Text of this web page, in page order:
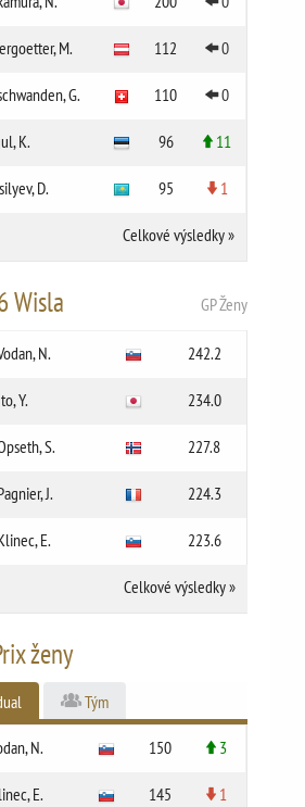
M. 112 0
G. 110 0
K. 96 11
D. 95 1
Celkové výsledky»
Wisla GP Ženy
N. 242.2
Y. 234.0
S. 227.8
J. 224.3
E. 223.6
Celkové výsledky»
ženy
Tým
N. 150 3
E. 145 1